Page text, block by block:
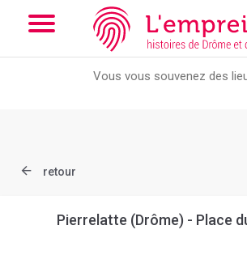
Array ( [slug] => document [ref] =>
the new slick-theme.css if you want the
retour
Pierrelatte (Drôme) - Place